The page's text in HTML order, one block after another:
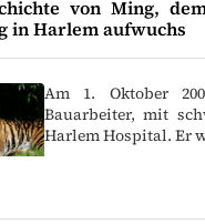
von Ming,
in Harlem aufwuchs
Am 1. Oktober
Bauarbeiter, mit
Harlem Hospital. Er